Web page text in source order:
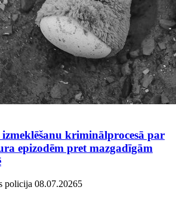
kriminālprocesā par
epizodēm pret mazgadīgām
policija 08.07.20265